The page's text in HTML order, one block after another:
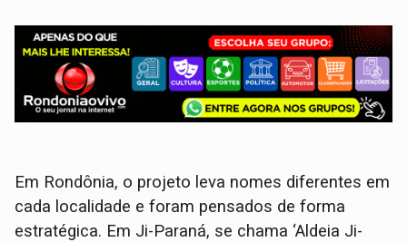
Em Rondônia, o projeto leva nomes diferentes em
cada localidade e foram pensados de forma
estratégica. Em Ji-Paraná, se chama ‘Aldeia Ji-